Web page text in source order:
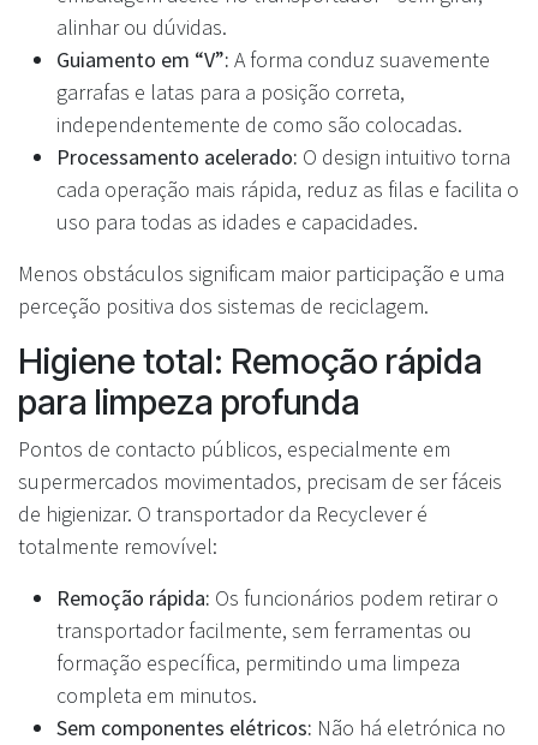
alinhar ou dúvidas.
Guiamento em “V”: A forma conduz suavemente
garrafas e latas para a posição correta,
independentemente de como são colocadas.
Processamento acelerado: O design intuitivo torna
cada operação mais rápida, reduz as filas e facilita o
uso para todas as idades e capacidades.
Menos obstáculos significam maior participação e uma
perceção positiva dos sistemas de reciclagem.
Higiene total: Remoção rápida
para limpeza profunda
Pontos de contacto públicos, especialmente em
supermercados movimentados, precisam de ser fáceis
de higienizar. O transportador da Recyclever é
totalmente removível:
Remoção rápida: Os funcionários podem retirar o
transportador facilmente, sem ferramentas ou
formação específica, permitindo uma limpeza
completa em minutos.
Sem componentes elétricos: Não há eletrónica no